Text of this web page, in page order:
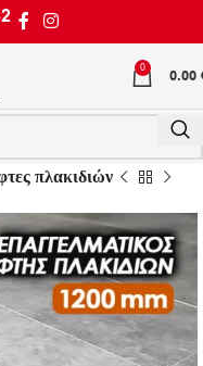
0 0.00
πλακιδιών